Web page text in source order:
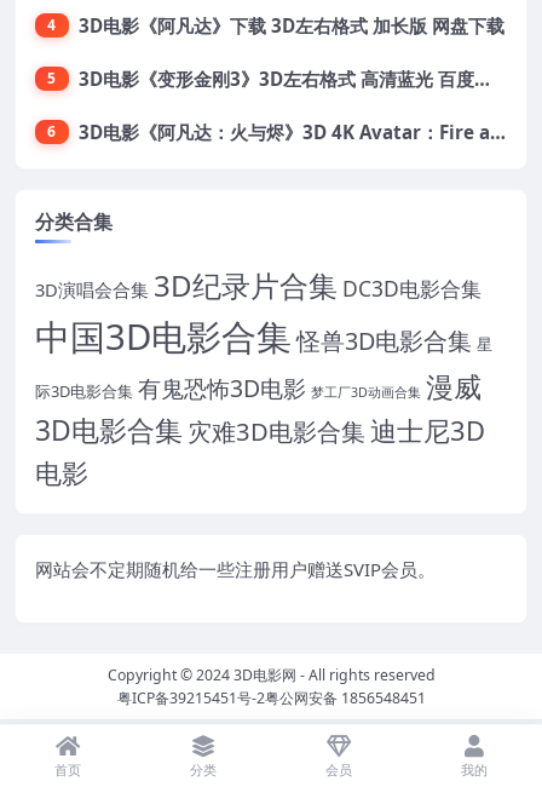
4 3D电影《阿凡达》下载 3D左右格式 加长版 网盘下载
5 3D电影《变形金刚3》3D左右格式 高清蓝光 百度网盘+迅雷 下载 出屏国配字幕.国英双语
6 3D电影《阿凡达：火与烬》3D 4K Avatar：Fire and Ash 3D 左右格式 高清4K 电影 下载
分类合集
3D演唱会合集 3D纪录片合集 DC3D电影合集
中国3D电影合集怪兽3D电影合集 星
际3D电影合集 有鬼恐怖3D电影 梦工厂3D动画合集 漫威
3D电影合集 灾难3D电影合集迪士尼3D
电影
网站会不定期随机给一些注册用户赠送SVIP会员。
Copyright © 20243D电影网 - All rights reserved
粤ICP备39215451号-2粤公网安备 1856548451
首页 分类 会员 我的